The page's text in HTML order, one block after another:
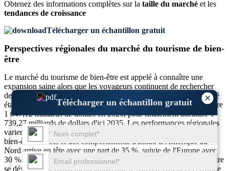
×
Télécharger un échantillon gratuit
Obtenez des informations complètes sur la taille du marché et les
tendances de croissance
Télécharger un échantillon gratuit
Perspectives régionales du marché du tourisme de bien-
être
Le marché du tourisme de bien-être est appelé à connaître une
expansion saine alors que les voyageurs continuent de rechercher
des expériences réparatrices et bénéfiques pour la santé. Le marché
était évalué à 989,71 milliards de dollars en 2025 et devrait atteindre
1 047,12 milliards de dollars en 2026, pour finalement atteindre 1
739,27 milliards de dollars d'ici 2035. Les performances régionales
varient en fonction des infrastructures touristiques, des offres de
bien-être culturel et des comportements d'achat. L'Amérique du
Nord arrive en tête avec une part de 35 %, suivie de l'Europe avec
30 %. L'Asie-Pacifique en détient 25 %, les destinations de bien-être
se développant rapidement, tandis que le Moyen-Orient et l'Afrique